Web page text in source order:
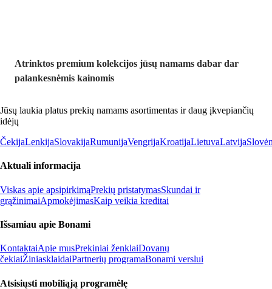
Atrinktos premium kolekcijos jūsų namams dabar dar
palankesnėmis kainomis
Jūsų laukia platus prekių namams asortimentas ir daug įkvepiančių
idėjų
ČekijaLenkijaSlovakijaRumunijaVengrijaKroatijaLietuvaLatvija
Aktuali informacija
Viskas apie apsipirkimąPrekių pristatymasSkundai ir
grąžinimaiApmokėjimasKaip veikia kreditai
Išsamiau apie Bonami
KontaktaiApie musPrekiniai ženklaiDovanų
čekiaiŽiniasklaidaiPartnerių programaBonami verslui
Atsisiųsti mobiliąją programėlę